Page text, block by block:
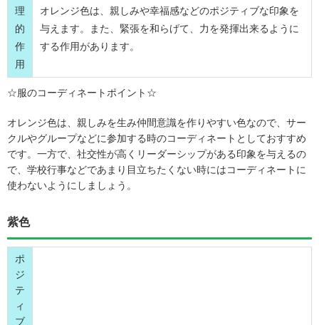
理
的
作
用
オレンジ色は、親しみや幸福感などのポジティブな印象を
与えます。また、緊張を和らげて、力を発揮出来るように
する作用があります。
☆服のコーディネートポイント☆
オレンジ色は、親しみを生み仲間意識を作りやすい色なので、サー
クルやグループなどに参加する時のコーディネートとしておすすめ
です。一方で、社交性が高くリーダーシップがある印象を与えるの
で、学校行事などであまり目立ちたくない時にはコーディネートに
使わないようにしましょう。
紫色
ポ
ジ
テ
ィ
ブ